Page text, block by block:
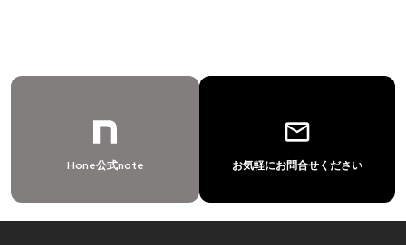
Hone公式note
mail_outline
お気軽にお問合せください